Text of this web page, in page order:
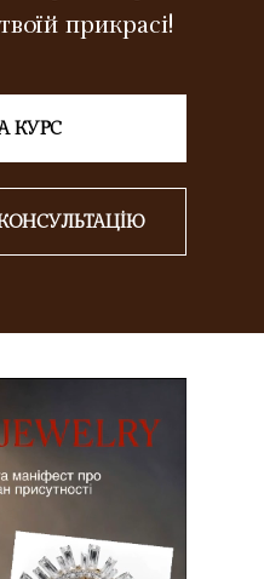
прикрасі!
КУРС